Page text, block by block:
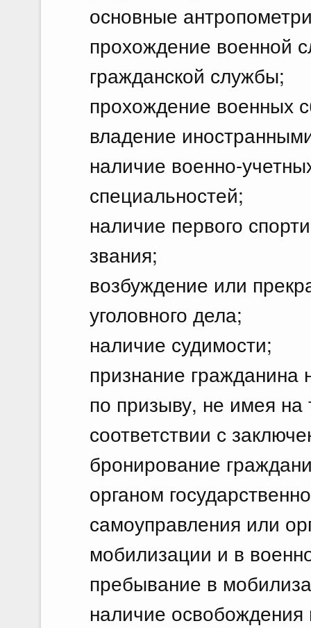
основные
прохождение военной
гражданской службы;
прохождение военных
владение
наличие военно-
специальностей;
наличие первого
звания;
возбуждение или
уголовного дела;
наличие судимости;
признание
по призыву, не имея на
соответствии с
бронирование
органом
самоуправления или
мобилизации и в
пребывание в
наличие освобождения